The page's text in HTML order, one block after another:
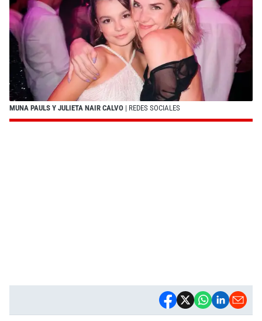
MUNA PAULS Y JULIETA NAIR CALVO | REDES SOCIALES